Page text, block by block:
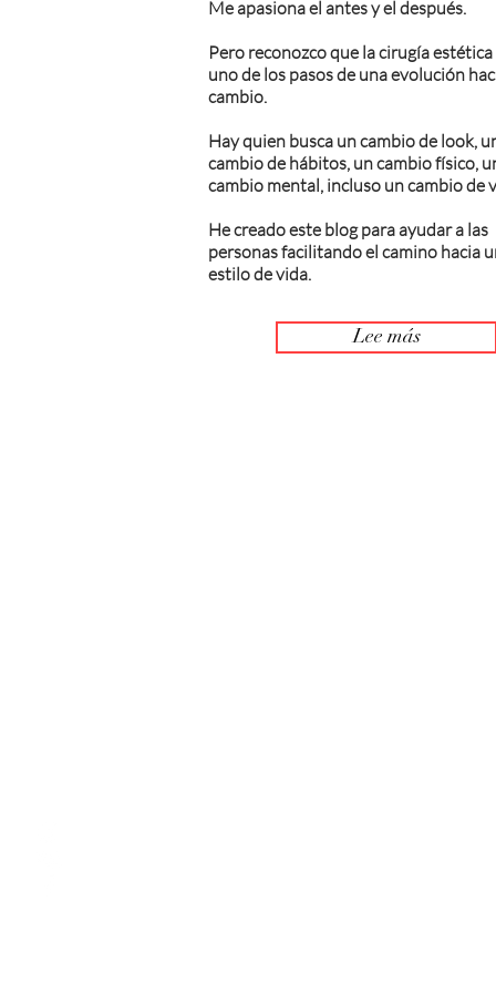
Me apasiona el antes y el después.
Pero reconozco que la cirugía
uno de los pasos de una evolución
cambio.
Hay quien busca un cambio de look,
cambio de hábitos, un cambio físico,
cambio mental, incluso un cambio de
He creado este blog para ayudar a las
personas facilitando el camino hacia
estilo de vida.
Lee más